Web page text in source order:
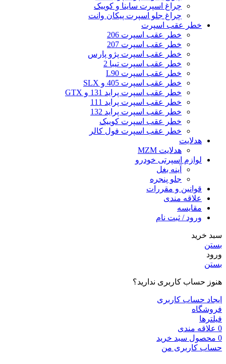
چراغ اسپرت ساینا و کوییک
چراغ جلو اسپرت پیکان وانت
خطر عقب اسپرت
خطر عقب اسپرت 206
خطر عقب اسپرت 207
خطر عقب اسپرت پژو پارس
خطر عقب اسپرت تیبا 2
خطر عقب اسپرت L90
خطر عقب اسپرت 405 و SLX
خطر عقب اسپرت پراید 131 و GTX
خطر عقب اسپرت پراید 111
خطر عقب اسپرت پراید 132
خطر عقب اسپرت کوییک
خطر عقب اسپرت فول کالر
هدلایت
هدلایت MZM
لوازم اسپرتی خودرو
آینه بغل
جلو پنجره
قوانین و مقررات
علاقه مندی
مقایسه
ورود / ثبت نام
سبد خرید
بستن
ورود
بستن
هنوز حساب کاربری ندارید؟
ایجاد حساب کاربری
فروشگاه
فیلترها
0 علاقه مندی
0 محصول سبد خرید
حساب کاربری من